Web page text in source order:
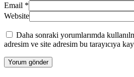
Email *
Website
Daha sonraki yorumlarımda
adresim ve site adresim bu tarayıcıya